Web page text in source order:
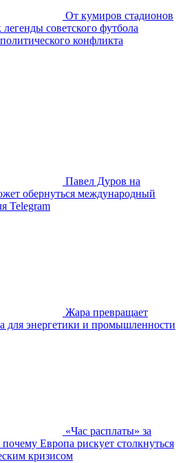
От кумиров стадионов
советского футбола
конфликта
Павел Дуров на
обернуться международный
Telegram
Жара превращает
для энергетики и промышленности
«Час расплаты» за
Европа рискует столкнуться
кризисом